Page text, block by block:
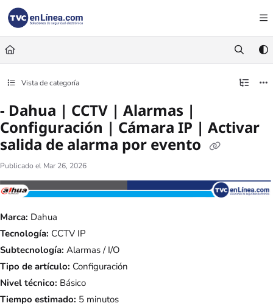
Documentation Index
Fetch the complete documentation index at:
Use this file to discover all available pages before exploring further.
Vista de categoría
- Dahua | CCTV | Alarmas |
Configuración | Cámara IP | Activar
salida de alarma por evento
Publicado el Mar 26, 2026
Marca: Dahua
Tecnología: CCTV IP
Subtecnología: Alarmas / I/O
Tipo de artículo: Configuración
Nivel técnico: Básico
Tiempo estimado: 5 minutos